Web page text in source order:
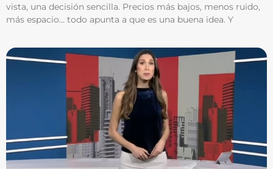
vista, una decisión sencilla. Precios más bajos, menos ruido,
más espacio… todo apunta a que es una buena idea. Y